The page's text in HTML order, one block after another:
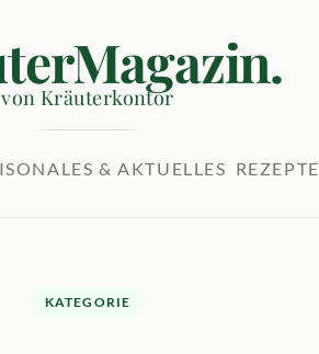
von Kräuterkontor
& AKTUELLES REZEPTE
KATEGORIE